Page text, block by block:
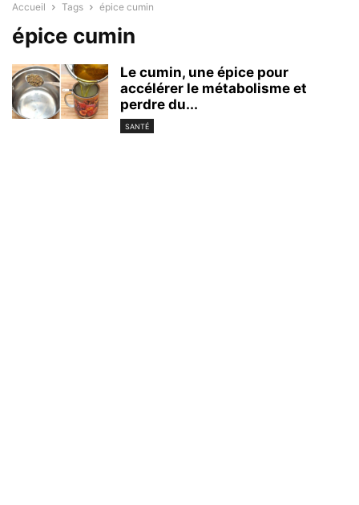
Accueil Tags épice cumin
épice cumin
Le cumin, une épice pour
accélérer le métabolisme et
perdre du...
SANTÉ